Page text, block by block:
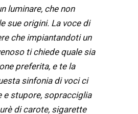
luminare, che non
sue origini. La voce di
che impiantandoti un
ti chiede quale sia
preferita, e te la
sinfonia di voci ci
e stupore, sopracciglia
di carote, sigarette